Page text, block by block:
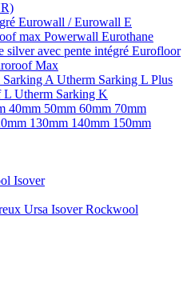
Eurowall / Eurowall E
max Powerwall Eurothane
silver avec pente intégré Eurofloor
Max
A Utherm Sarking L Plus
L Utherm Sarking K
40mm 50mm 60mm 70mm
130mm 140mm 150mm
Isover
Ursa IsoverRockwool